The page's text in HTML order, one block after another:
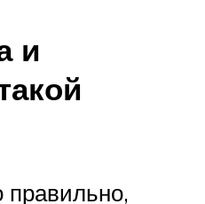
и
правильно,